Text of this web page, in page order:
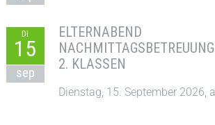
DI
15
sep
ELTERNABEND
2. KLASSEN
Dienstag, 15. September 2026,